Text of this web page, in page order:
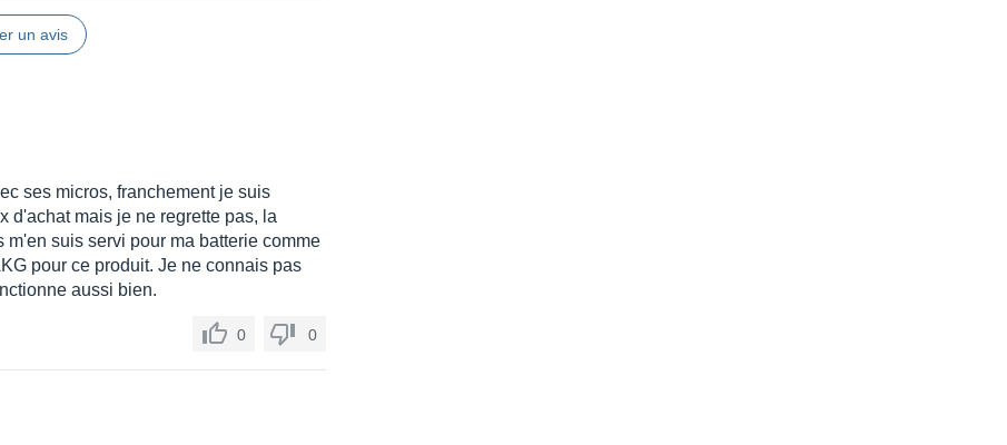
un avis
ses micros, franchement je suis
d'achat mais je ne regrette pas, la
suis servi pour ma batterie comme
pour ce produit. Je ne connais pas
aussi bien.
0 0